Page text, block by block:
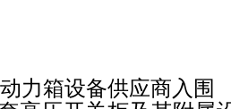
力箱设备供应商入围